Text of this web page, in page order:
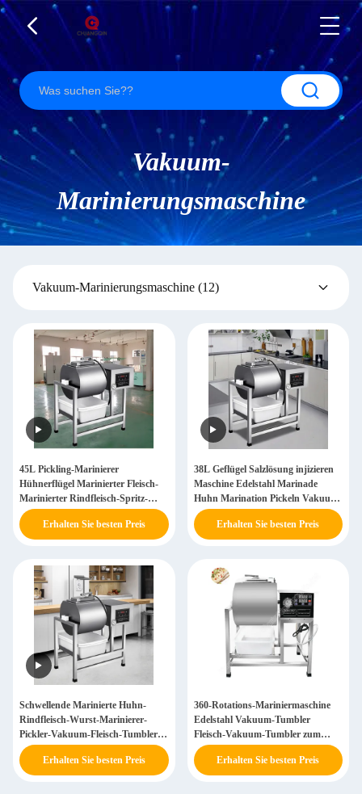
Vakuum-
Marinierungsmaschine
Vakuum-Marinierungsmaschine (12)
45L Pickling-Marinierer
Hühnerflügel Marinierter Fleisch-
Marinierter Rindfleisch-Spritz-
Marinierter Vakuum-Tumbler
Erhalten Sie besten Preis
38L Geflügel Salzlösung injizieren
Maschine Edelstahl Marinade
Huhn Marination Pickeln Vakuum
Fleisch Tumbler
Erhalten Sie besten Preis
Schwellende Marinierte Huhn-
Rindfleisch-Wurst-Marinierer-
Pickler-Vakuum-Fleisch-Tumbler-
Mariniermaschine
Erhalten Sie besten Preis
360-Rotations-Mariniermaschine
Edelstahl Vakuum-Tumbler
Fleisch-Vakuum-Tumbler zum
Verkauf
Erhalten Sie besten Preis